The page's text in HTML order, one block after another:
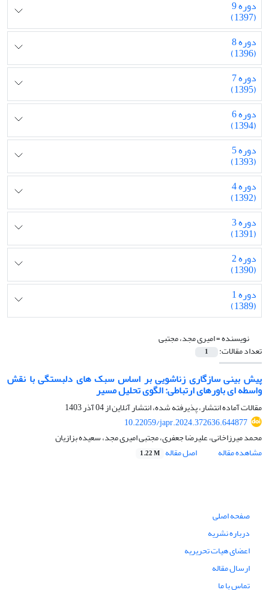
دوره 9
(1397)
دوره 8
(1396)
دوره 7
(1395)
دوره 6
(1394)
دوره 5
(1393)
دوره 4
(1392)
دوره 3
(1391)
دوره 2
(1390)
دوره 1
(1389)
نویسنده =امیری مجد، مجتبی
تعداد مقالات: 1
پیش بینی سازگاری زناشویی بر اساس سبک های دلبستگی با نقش
واسطه ای باورهای ارتباطی: الگوی تحلیل مسیر
مقالات آماده انتشار، پذیرفته شده، انتشار آنلاین از04 آذر 1403
10.22059/japr.2024.372636.644877
محمد میرزاخانی، علیرضا جعفری، مجتبی امیری مجد، سعیده بزازیان
مشاهده مقاله
اصل مقاله 1.22 M
صفحه اصلی
درباره نشریه
اعضای هیات تحریریه
ارسال مقاله
تماس با ما